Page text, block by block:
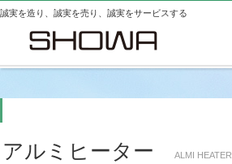
誠実を造り、誠実を売り、誠実をサービスする
アルミヒーター ALMI HEATER